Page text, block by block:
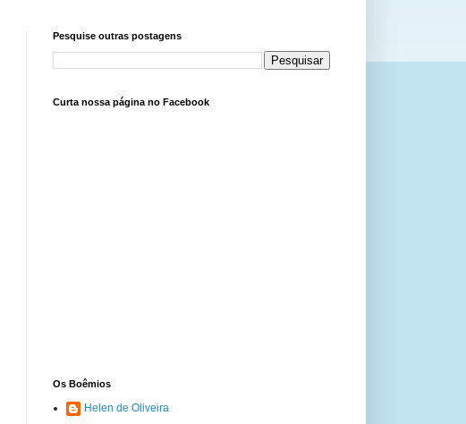
Pesquise outras postagens
Curta nossa página no Facebook
Os Boêmios
Helen de Oliveira